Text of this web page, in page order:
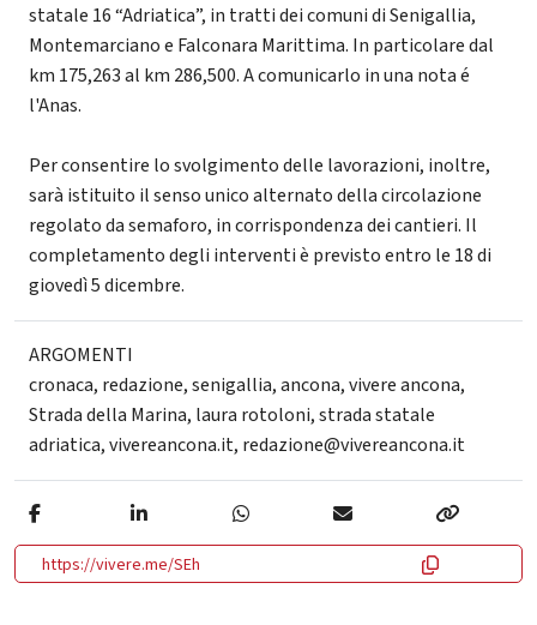
statale 16 “Adriatica”, in tratti dei comuni di Senigallia,
Montemarciano e Falconara Marittima. In particolare dal
km 175,263 al km 286,500. A comunicarlo in una nota é
l'Anas.
Per consentire lo svolgimento delle lavorazioni, inoltre,
sarà istituito il senso unico alternato della circolazione
regolato da semaforo, in corrispondenza dei cantieri. Il
completamento degli interventi è previsto entro le 18 di
giovedì 5 dicembre.
ARGOMENTI
cronaca, redazione,senigallia,ancona,vivere ancona,
Strada della Marina, laura rotoloni,strada statale
adriatica,vivereancona.it, redazione@vivereancona.it
https://vivere.me/SEh